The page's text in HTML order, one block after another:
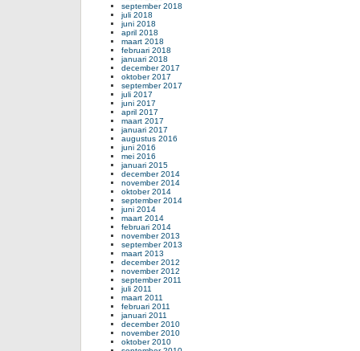
september 2018
juli 2018
juni 2018
april 2018
maart 2018
februari 2018
januari 2018
december 2017
oktober 2017
september 2017
juli 2017
juni 2017
april 2017
maart 2017
januari 2017
augustus 2016
juni 2016
mei 2016
januari 2015
december 2014
november 2014
oktober 2014
september 2014
juni 2014
maart 2014
februari 2014
november 2013
september 2013
maart 2013
december 2012
november 2012
september 2011
juli 2011
maart 2011
februari 2011
januari 2011
december 2010
november 2010
oktober 2010